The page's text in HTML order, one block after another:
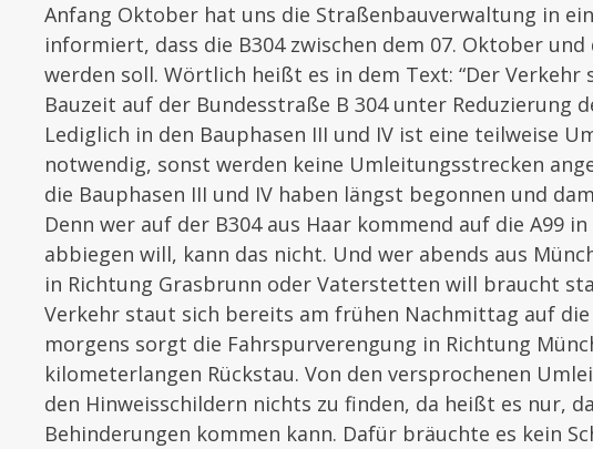
Anfang Oktober hat uns die Straßenbauverwaltung in
informiert, dass die B304 zwischen dem 07. Oktober
werden soll. Wörtlich heißt es in dem Text: “Der Verkehr
Bauzeit auf der Bundesstraße B 304 unter Reduzierung
Lediglich in den Bauphasen III und IV ist eine teilweise
notwendig, sonst werden keine Umleitungsstrecken
die Bauphasen III und IV haben längst begonnen und
Denn wer auf der B304 aus Haar kommend auf die A99
abbiegen will, kann das nicht. Und wer abends aus
in Richtung Grasbrunn oder Vaterstetten will braucht
Verkehr staut sich bereits am frühen Nachmittag auf
morgens sorgt die Fahrspurverengung in Richtung
kilometerlangen Rückstau. Von den versprochenen
den Hinweisschildern nichts zu finden, da heißt es nur,
Behinderungen kommen kann. Dafür bräuchte es kein